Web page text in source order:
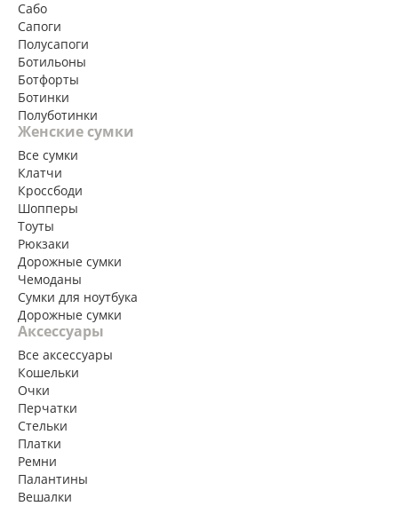
Сабо
Сапоги
Полусапоги
Ботильоны
Ботфорты
Ботинки
Полуботинки
Женские сумки
Все сумки
Клатчи
Кроссбоди
Шопперы
Тоуты
Рюкзаки
Дорожные сумки
Чемоданы
Сумки для ноутбука
Дорожные сумки
Аксессуары
Все аксессуары
Кошельки
Очки
Перчатки
Стельки
Платки
Ремни
Палантины
Вешалки